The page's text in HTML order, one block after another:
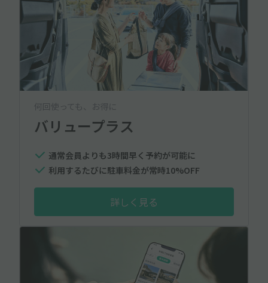
何回使っても、お得に
バリュープラス
通常会員よりも3時間早く予約が可能に
利用するたびに駐車料金が常時10%OFF
詳しく見る